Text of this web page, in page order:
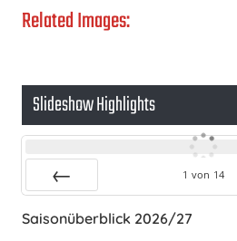
Related Images:
Slideshow Highlights
1 von 14
Saisonüberblick 2026/27